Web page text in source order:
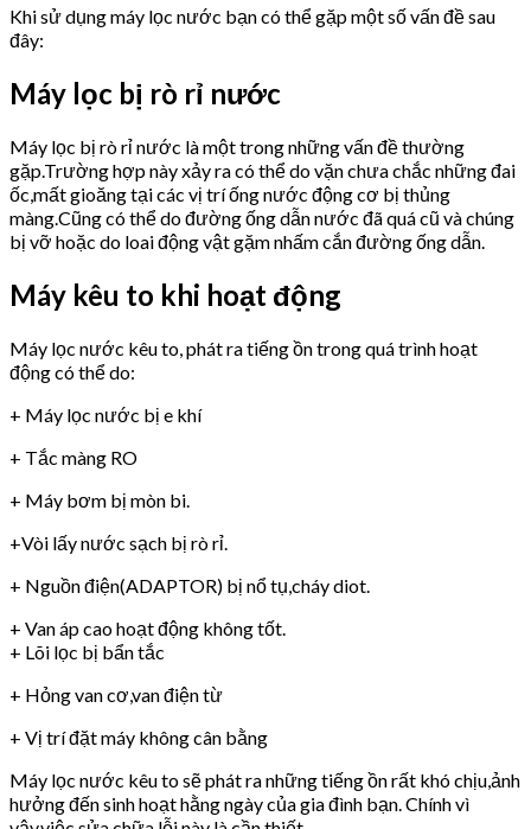
Khi sử dụng máy lọc nước bạn có thể gặp một số vấn đề sau
đây:
Máy lọc bị rò rỉ nước
Máy lọc bị rò rỉ nước là một trong những vấn đề thường
gặp.Trường hợp này xảy ra có thể do vặn chưa chắc những đai
ốc,mất gioăng tại các vị trí ống nước động cơ bị thủng
màng.Cũng có thể do đường ống dẫn nước đã quá cũ và chúng
bị vỡ hoặc do loai động vật gặm nhấm cắn đường ống dẫn.
Máy kêu to khi hoạt động
Máy lọc nước kêu to, phát ra tiếng ồn trong quá trình hoạt
động có thể do:
+ Máy lọc nước bị e khí
+ Tắc màng RO
+ Máy bơm bị mòn bi.
+Vòi lấy nước sạch bị rò rỉ.
+ Nguồn điện(ADAPTOR) bị nổ tụ,cháy diot.
+ Van áp cao hoạt động không tốt.
+ Lõi lọc bị bẩn tắc
+ Hỏng van cơ,van điện từ
+ Vị trí đặt máy không cân bằng
Máy lọc nước kêu to sẽ phát ra những tiếng ồn rất khó chịu,ảnh
hưởng đến sinh hoạt hằng ngày của gia đình bạn. Chính vì